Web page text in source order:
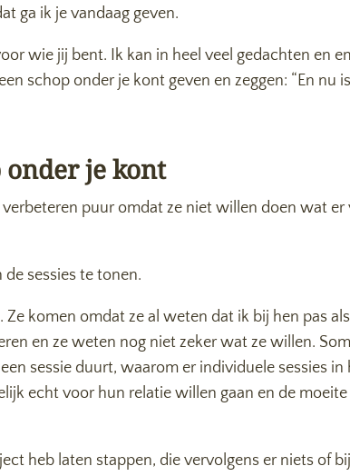
ga ik je vandaag geven.
wie jij bent. Ik kan in heel veel gedachten en
schop onder je kont geven en zeggen: “En nu
je kont
puur omdat ze niet willen doen wat er
sessies te tonen.
komen omdat ze al weten dat ik bij hen pas
en ze weten nog niet zeker wat ze willen.
sessie duurt, waarom er individuele sessies
echt voor hun relatie willen gaan en de
heb laten stappen, die vervolgens er niets of